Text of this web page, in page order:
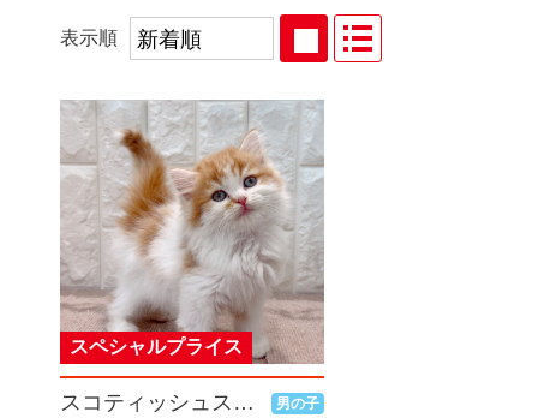
表示順
スコティッシュストレート 男の子
スペシャルプライス